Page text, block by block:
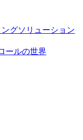
グソリューション
ールの世界